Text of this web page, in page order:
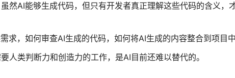
然AI能够生成代码，但只有开发者真正理解这些代码的含义，
求，如何审查AI生成的代码，如何将AI生成的内容整合到项目
人类判断力和创造力的工作，是AI目前还难以替代的。